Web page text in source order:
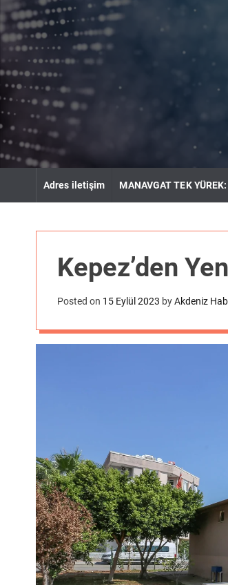
k
t
c
o
n
e
Adres iletişim MANAVGAT TEK
Kepez’den
Posted on 15 Eylül 2023 byAkdeniz